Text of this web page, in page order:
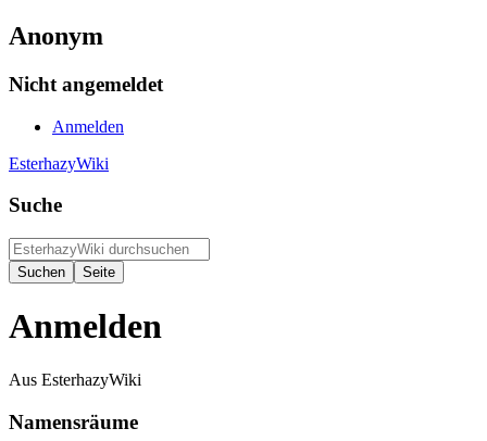
Anonym
Nicht angemeldet
Anmelden
EsterhazyWiki
Suche
Anmelden
Aus EsterhazyWiki
Namensräume